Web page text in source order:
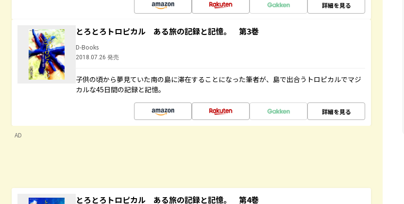
詳細を見る
とろとろトロピカル ある旅の記録と記憶。 第3巻
D-Books
2018.07.26 発売
子供の頃から夢見ていた南の島に滞在することになった筆者が、島で出合うトロピカルでマジ
カルな45日間の記録と記憶。
詳細を見る
AD
とろとろトロピカル ある旅の記録と記憶。 第4巻